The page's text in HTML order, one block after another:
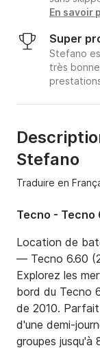
En savoir
Super
Stefano
très
Stefano
Traduire en
Tecno - Tecno
Location de
— Tecno 6.60
Explorez les
bord du Tecno
de 2010.
d'une demi-
groupes jusqu'à